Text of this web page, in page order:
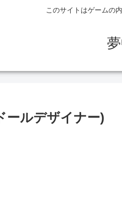
このサイトはゲームの
ールデザイナー)